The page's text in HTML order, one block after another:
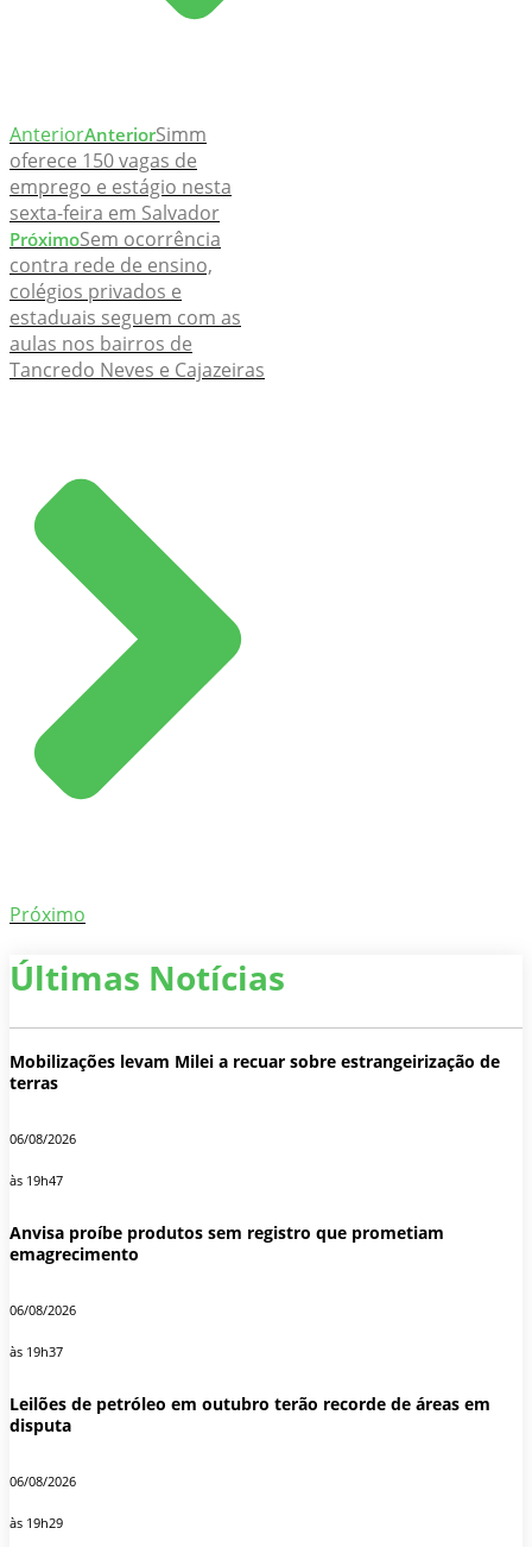
AnteriorAnteriorSimm
oferece 150 vagas de
emprego e estágio nesta
sexta-feira em Salvador
PróximoSem ocorrência
contra rede de ensino,
colégios privados e
estaduais seguem com as
aulas nos bairros de
Tancredo Neves e Cajazeiras
Próximo
Últimas Notícias
Mobilizações levam Milei a recuar sobre estrangeirização de
terras
06/08/2026
às 19h47
Anvisa proíbe produtos sem registro que prometiam
emagrecimento
06/08/2026
às 19h37
Leilões de petróleo em outubro terão recorde de áreas em
disputa
06/08/2026
às 19h29